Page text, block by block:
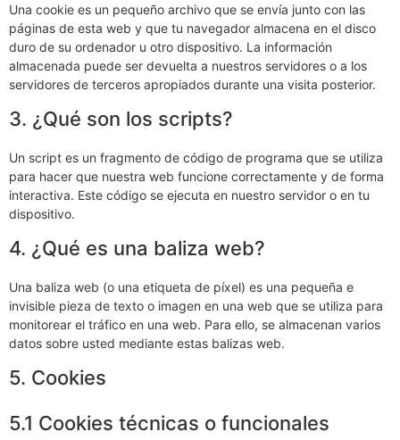
Una cookie es un pequeño archivo que se envía junto con las
páginas de esta web y que tu navegador almacena en el disco
duro de su ordenador u otro dispositivo. La información
almacenada puede ser devuelta a nuestros servidores o a los
servidores de terceros apropiados durante una visita posterior.
3. ¿Qué son los scripts?
Un script es un fragmento de código de programa que se utiliza
para hacer que nuestra web funcione correctamente y de forma
interactiva. Este código se ejecuta en nuestro servidor o en tu
dispositivo.
4. ¿Qué es una baliza web?
Una baliza web (o una etiqueta de píxel) es una pequeña e
invisible pieza de texto o imagen en una web que se utiliza para
monitorear el tráfico en una web. Para ello, se almacenan varios
datos sobre usted mediante estas balizas web.
5. Cookies
5.1 Cookies técnicas o funcionales